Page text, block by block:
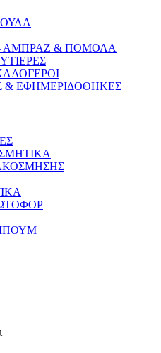
ΑΜΠΡΑΖ & ΠΟΜΟΛΑ
ΕΦΗΜΕΡΙΔΟΘΗΚΕΣ